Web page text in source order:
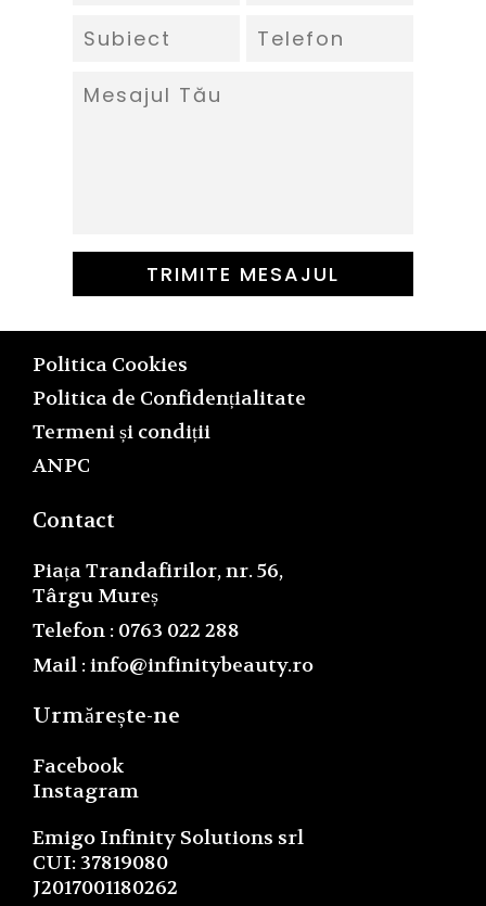
Politica Cookies
Politica de Confidențialitate
Termeni și condiții
ANPC
Contact
Piața Trandafirilor, nr. 56,
Târgu Mureș
Telefon : 0763 022 288
Mail : info@infinitybeauty.ro
Urmărește-ne
Facebook
Instagram
Emigo Infinity Solutions srl
CUI: 37819080
J2017001180262